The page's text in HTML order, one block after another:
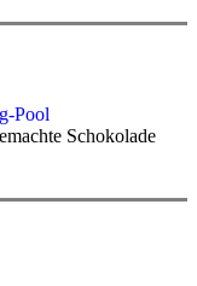
Schokolade